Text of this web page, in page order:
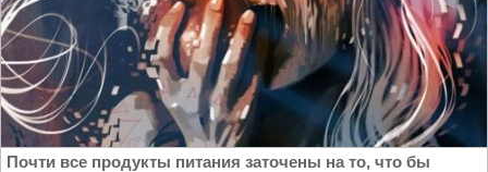
Почти все продукты питания заточены на то, что бы